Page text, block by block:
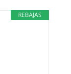
REBAJAS